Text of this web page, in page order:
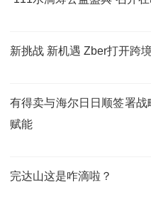
新挑战 新机遇 Zber打开跨
有得卖与海尔日日顺签署
赋能
完达山这是咋滴啦？